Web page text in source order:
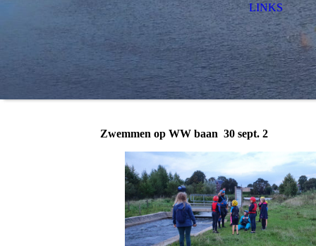
LINKS
Zwemmen op WW baan 30 sept. 2